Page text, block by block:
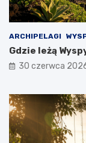
ARCHIPELAGI
Gdzie leżą
30 czerwca